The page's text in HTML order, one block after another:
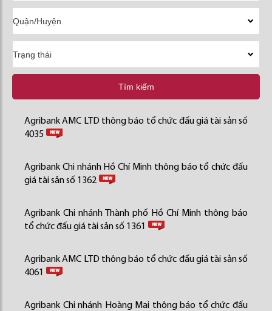
Tìm kiếm
Agribank AMC LTD thông báo tổ chức đấu giá tài sản số
4035
Agribank Chi nhánh Hồ Chí Minh thông báo tổ chức đấu
giá tài sản số 1362
Agribank Chi nhánh Thành phố Hồ Chí Minh thông báo
tổ chức đấu giá tài sản số 1361
Agribank AMC LTD thông báo tổ chức đấu giá tài sản số
4061
Agribank Chi nhánh Hoàng Mai thông báo tổ chức đấu